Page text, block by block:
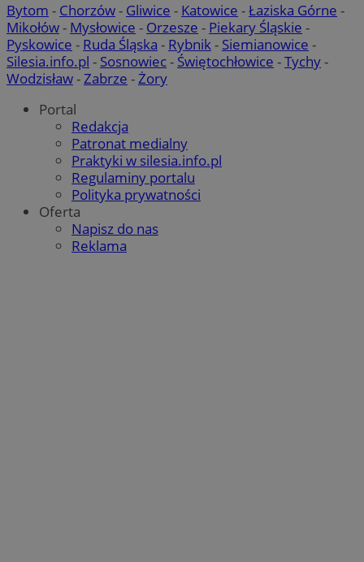
Bytom - Chorzów- Gliwice - Katowice -Łaziska Górne -
Mikołów- Mysłowice - Orzesze - Piekary Śląskie -
Pyskowice - Ruda Śląska - Rybnik- Siemianowice -
Silesia.info.pl - Sosnowiec- Świętochłowice -Tychy-
Wodzisław-Zabrze -Żory
Portal
Redakcja
Patronat medialny
Praktyki w silesia.info.pl
Regulaminy portalu
Polityka prywatności
Oferta
Napisz do nas
Reklama